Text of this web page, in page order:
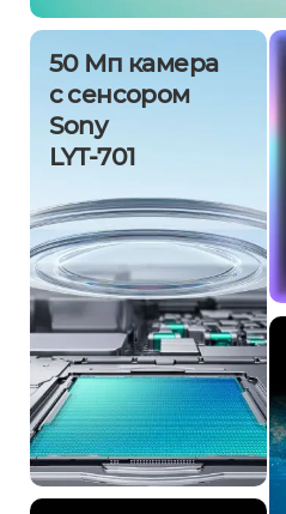
50 Мп камера
с сенсором
Sony
LYT-701